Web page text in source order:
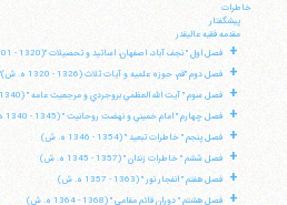
خاطرات
پيشگفتار
مقدمه فقيه عاليقدر
+ فصل اول " نجف آباد، اصفهان، اساتيد و تحصيلات "(1320 - 1301 ه. ش)
+ فصل دوم "قم، حوزه علميه و آيات ثلاث (1326 - 1320 ه. ش)"
+ فصل سوم " آيت الله العظمي بروجردي و مرجعيت عامه " (1340 - 1326 ه.ش)
+ فصل چهارم " امام خميني و نهضت روحانيت " (1345 - 1340 ه. ش)
+ فصل پنجم " خاطرات تبعيد " (1354 - 1346 ه. ش)
+ فصل ششم " خاطرات زندان " (1357 - 1345 ه. ش)
+ فصل هفتم " انفجار نور " (1363 - 1357 ه. ش)
+ فصل هشتم " دوران قائم مقامي " (1368 - 1364 ه. ش)